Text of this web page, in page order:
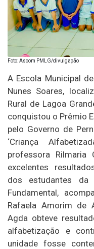
Foto: Ascom PMLG/divulgação
A Escola Municipal
Nunes Soares,
Rural de Lagoa
conquistou o Prêmio
pelo Governo de
‘Criança
professora Rilmaria
excelentes
dos estudantes
Fundamental,
Rafaela Amorim de
Agda obteve
alfabetização e
unidade fosse